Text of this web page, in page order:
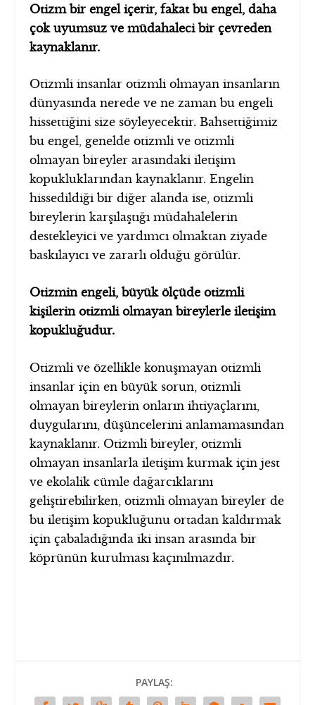
Otizm bir engel içerir, fakat bu engel, daha
çok uyumsuz ve müdahaleci bir çevreden
kaynaklanır.
Otizmli insanlar otizmli olmayan insanların
dünyasında nerede ve ne zaman bu engeli
hissettiğini size söyleyecektir. Bahsettiğimiz
bu engel, genelde otizmli ve otizmli
olmayan bireyler arasındaki iletişim
kopukluklarından kaynaklanır. Engelin
hissedildiği bir diğer alanda ise, otizmli
bireylerin karşılaştığı müdahalelerin
destekleyici ve yardımcı olmaktan ziyade
baskılayıcı ve zararlı olduğu görülür.
Otizmin engeli, büyük ölçüde otizmli
kişilerin otizmli olmayan bireylerle iletişim
kopukluğudur.
Otizmli ve özellikle konuşmayan otizmli
insanlar için en büyük sorun, otizmli
olmayan bireylerin onların ihtiyaçlarını,
duygularını, düşüncelerini anlamamasından
kaynaklanır. Otizmli bireyler, otizmli
olmayan insanlarla iletişim kurmak için jest
ve ekolalik cümle dağarcıklarını
geliştirebilirken, otizmli olmayan bireyler de
bu iletişim kopukluğunu ortadan kaldırmak
için çabaladığında iki insan arasında bir
köprünün kurulması kaçınılmazdır.
PAYLAŞ: